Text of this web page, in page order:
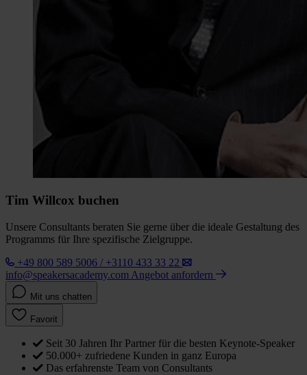
Tim Willcox buchen
Unsere Consultants beraten Sie gerne über die ideale Gestaltung des
Programms für Ihre spezifische Zielgruppe.
+49 800 589 5006 / +3110 433 33 22
info@speakersacademy.com Angebot anfordern
Mit uns chatten
Favorit
Seit 30 Jahren Ihr Partner für die besten Keynote-Speaker
50.000+ zufriedene Kunden in ganz Europa
Das erfahrenste Team von Consultants